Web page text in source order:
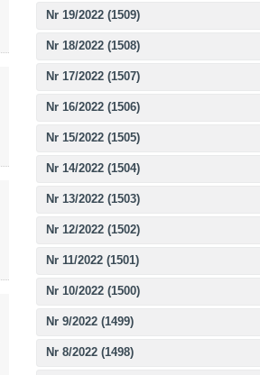
Nr 19/2022 (1509)
Nr 18/2022 (1508)
Nr 17/2022 (1507)
Nr 16/2022 (1506)
Nr 15/2022 (1505)
Nr 14/2022 (1504)
Nr 13/2022 (1503)
Nr 12/2022 (1502)
Nr 11/2022 (1501)
Nr 10/2022 (1500)
Nr 9/2022 (1499)
Nr 8/2022 (1498)